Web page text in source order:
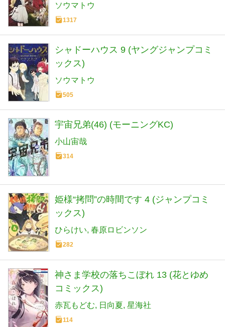
ソウマトウ
1317
シャドーハウス 9 (ヤングジャンプコミ
ックス)
ソウマトウ
505
宇宙兄弟(46) (モーニングKC)
小山宙哉
314
姫様“拷問”の時間です 4 (ジャンプコミ
ックス)
ひらけい 春原ロビンソン
282
神さま学校の落ちこぼれ 13 (花とゆめ
コミックス)
赤瓦もどむ 日向夏 星海社
114